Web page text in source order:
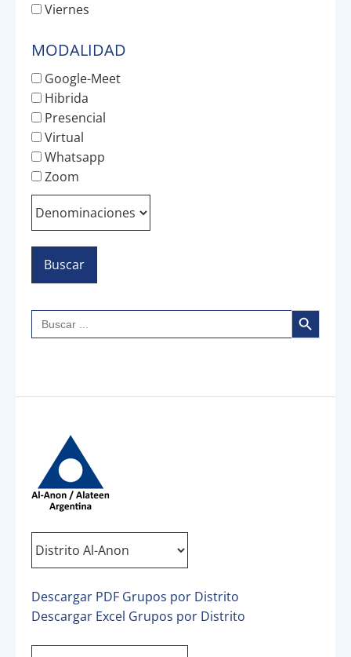
Viernes
MODALIDAD
Google-Meet
Hibrida
Presencial
Virtual
Whatsapp
Zoom
Buscar: Botón de búsqueda
Descargar PDF Grupos por Distrito
Descargar Excel Grupos por Distrito